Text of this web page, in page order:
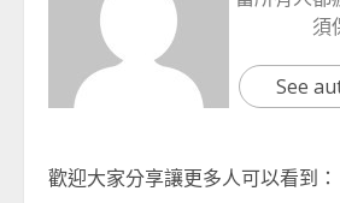
須
See
歡迎大家分享讓更多人可以看到：